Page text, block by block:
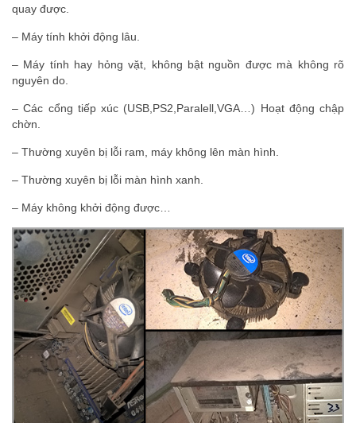
quay được.
– Máy tính khởi động lâu.
– Máy tính hay hỏng vặt, không bật nguồn được mà không rõ
nguyên do.
– Các cổng tiếp xúc (USB,PS2,Paralell,VGA…) Hoạt động chập
chờn.
– Thường xuyên bị lỗi ram, máy không lên màn hình.
– Thường xuyên bị lỗi màn hình xanh.
– Máy không khởi động được…